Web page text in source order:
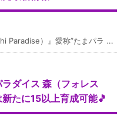
Paradise）』愛称”たまパラ ...
ダイス 森（フォレス
新たに15以上育成可能🎵